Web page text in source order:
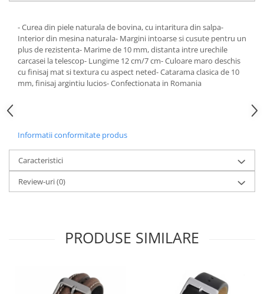
- Curea din piele naturala de bovina, cu intaritura din salpa-
Interior din mesina naturala- Margini intoarse si cusute pentru un
plus de rezistenta- Marime de 10 mm, distanta intre urechile
carcasei la telescop- Lungime 12 cm/7 cm- Culoare maro deschis
cu finisaj mat si textura cu aspect neted- Catarama clasica de 10
mm, finisaj argintiu lucios- Confectionata in Romania
Informatii conformitate produs
Caracteristici
Review-uri(0)
PRODUSE SIMILARE